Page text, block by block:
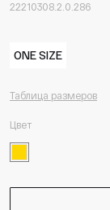
22210308.2.0.286
ONE SIZE
Таблица размеров
Цвет